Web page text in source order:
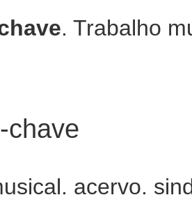
. Trabalho
chave
acervo.